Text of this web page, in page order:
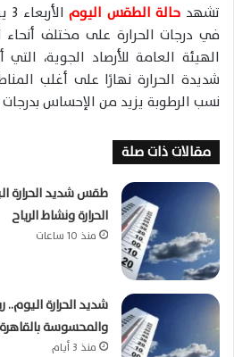
ا
تشهد حالة الطقس اليوم
في درجات الحرارة على مختلف أنحاء
الهيئة العامة للأرصاد الجوية، التي
شديدة الحرارة نهارًا على أغلب
نسب الرطوبة يزيد من الإحساس بدرجات
مقالات ذات صلة
طقس شديد الحرارة
الحرارة ونشاط الرياح
منذ 10 ساعات
شديد الحرارة
والمحسوسة بالقاهرة
منذ 3 أيام